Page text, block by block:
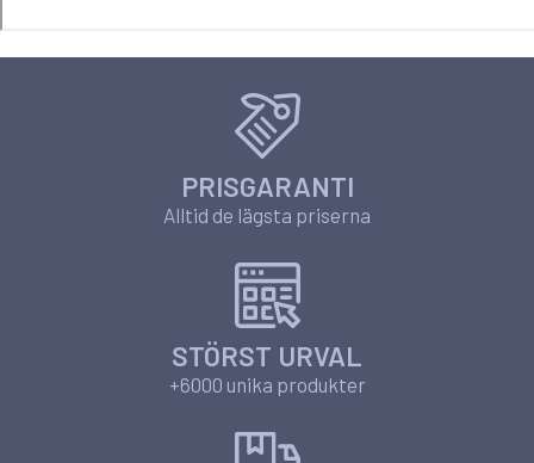
PRISGARANTI
Alltid de lägsta priserna
STÖRST URVAL
+6000 unika produkter